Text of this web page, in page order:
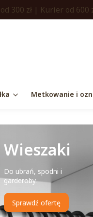
300 zł | Kurier od 600
Metkowanie i
Wieszaki
Do ubrań, spodni i
garderoby.
Sprawdź ofertę